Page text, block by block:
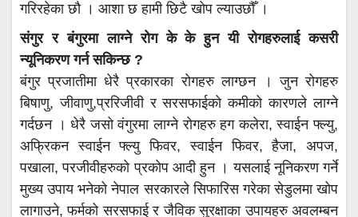
गरिरहेका छौ । आशा छ हामी छिटै खोप ल्याउछौँ ।
संगुर र बंगुरमा लाग्ने रोग के के हुन यी रोगहरुलाई कसरी
न्यूनिकरण गर्न सकिन्छ ?
बंगुर प्रजातीमा धेरै प्रकारका रोगहरु लाग्छन । जुन रोगहरु
बिषाणु, जीवाणु,प्ररिजीवी र सरसफाईको कमीको कारणले लाग्ने
गर्दछन । धेरै जसो वंगुरमा लाग्ने रोगहरु हग कलेरा, स्वाईन फ्ल्यु,
अफ्रिकन स्वाईन फ्ल्यु फिवर, स्वाईन फिवर, हैजा, अपज,
पखाला, परजीवीहरुको प्रकोप आदी हुन । यसलाई नूनिकरण गर्ने
मुख्य उपाय भनेको नेपाल सरकारले सिफारिस गरेका सेडुलमा खोप
लागाउने, फर्मको सरसफाई र जैविक सुरक्षाका उपायहरु अवलम्बन